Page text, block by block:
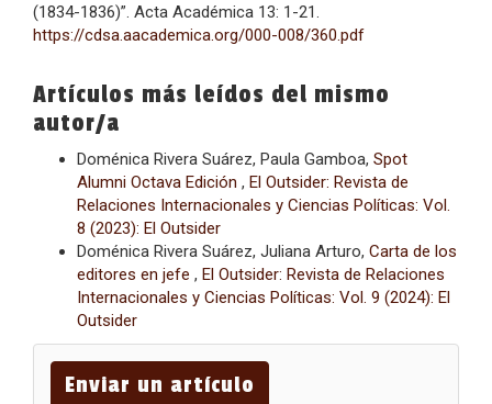
(1834-1836)”. Acta Académica 13: 1-21.
https://cdsa.aacademica.org/000-008/360.pdf
Artículos más leídos del mismo
autor/a
Doménica Rivera Suárez, Paula Gamboa, Spot
Alumni Octava Edición , El Outsider: Revista de
Relaciones Internacionales y Ciencias Políticas: Vol.
8 (2023): El Outsider
Doménica Rivera Suárez, Juliana Arturo, Carta de los
editores en jefe , El Outsider: Revista de Relaciones
Internacionales y Ciencias Políticas: Vol. 9 (2024): El
Outsider
Enviar
un
artículo
Enviar un artículo